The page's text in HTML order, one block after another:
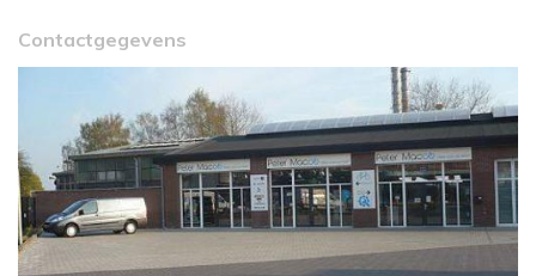
Contactgegevens